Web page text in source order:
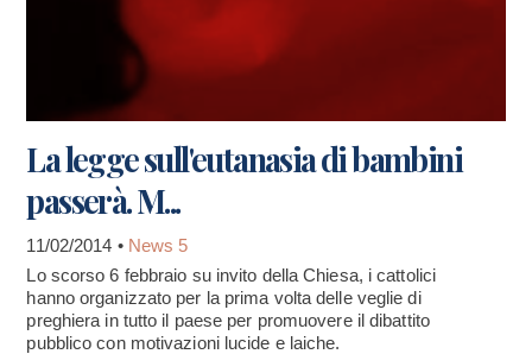
La legge sull'eutanasia di bambini
passerà. M...
11/02/2014 • News 5
Lo scorso 6 febbraio su invito della Chiesa, i cattolici
hanno organizzato per la prima volta delle veglie di
preghiera in tutto il paese per promuovere il dibattito
pubblico con motivazioni lucide e laiche.